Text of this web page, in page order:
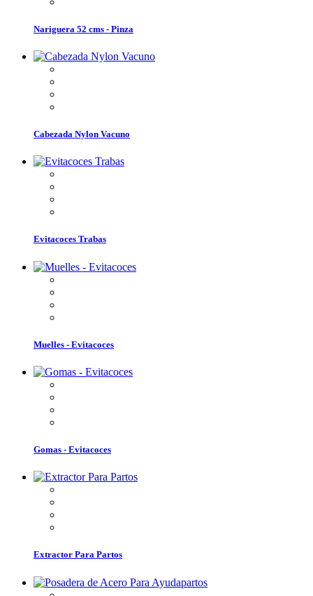
Nariguera 52 cms - Pinza
Cabezada Nylon Vacuno
Evitacoces Trabas
Muelles - Evitacoces
Gomas - Evitacoces
Extractor Para Partos